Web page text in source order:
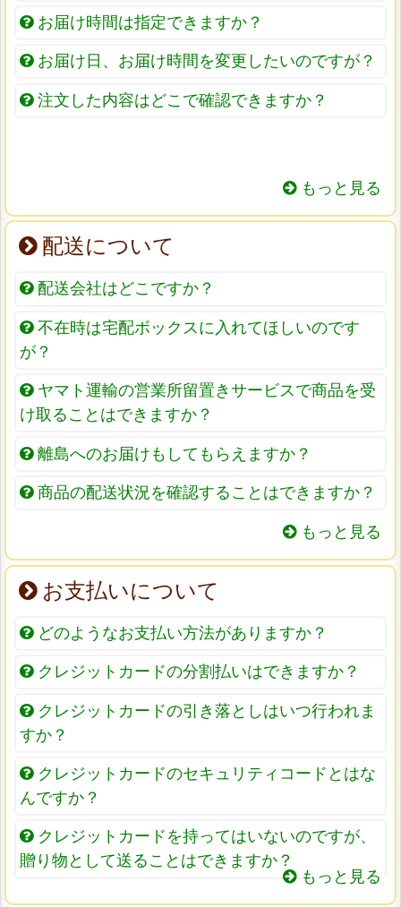
お届け時間は指定できますか？
お届け日、お届け時間を変更したいのですが？
注文した内容はどこで確認できますか？
もっと見る
配送について
配送会社はどこですか？
不在時は宅配ボックスに入れてほしいのです
が？
ヤマト運輸の営業所留置きサービスで商品を受
け取ることはできますか？
離島へのお届けもしてもらえますか？
商品の配送状況を確認することはできますか？
もっと見る
お支払いについて
どのようなお支払い方法がありますか？
クレジットカードの分割払いはできますか？
クレジットカードの引き落としはいつ行われま
すか？
クレジットカードのセキュリティコードとはな
んですか？
クレジットカードを持ってはいないのですが、
贈り物として送ることはできますか？
もっと見る